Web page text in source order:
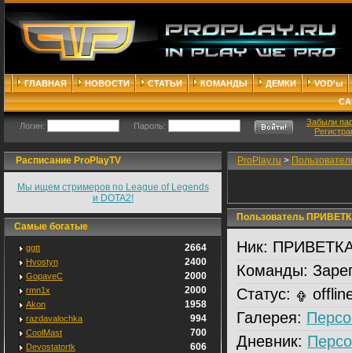
ГЛАВНАЯ НОВОСТИ СТАТЬИ КОМАНДЫ ДЕМКИ
VOD'ы
Логин: Пароль:
Забыли
Расписание ProPlayTV
Мы ищем стримеров по League of Legends
и DOTA2!
Самые богатые
ggtt 2664
Hvostyn 2400
GopaveC 2000
rmn1x 2000
Akon 1958
razdavalochka 994
CoolMast 700
Devostatortk 606
ProPlay.ru >
Пользователь
Ник:
Команды:
Статус:
Галерея:
Дневник: